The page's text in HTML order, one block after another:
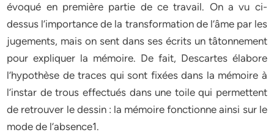
évoqué en première partie de ce travail. On a vu ci-
dessus l’importance de la transformation de l’âme par les
jugements, mais on sent dans ses écrits un tâtonnement
pour expliquer la mémoire. De fait, Descartes élabore
l’hypothèse de traces qui sont fixées dans la mémoire à
l’instar de trous effectués dans une toile qui permettent
de retrouver le dessin : la mémoire fonctionne ainsi sur le
mode de l’absence1.